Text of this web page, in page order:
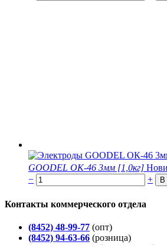
GOODEL ОК-46 3мм [1,0кг]
−
+
Контакты коммерческого отдела
(8452) 48-99-77 (опт)
(8452) 94-63-66 (розница)